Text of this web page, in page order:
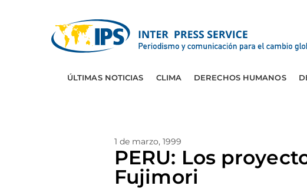
ÚLTIMAS NOTICIAS CLIMA DERECHOS HUMANOS
1 de marzo, 1999
PERU: Los
Fujimori